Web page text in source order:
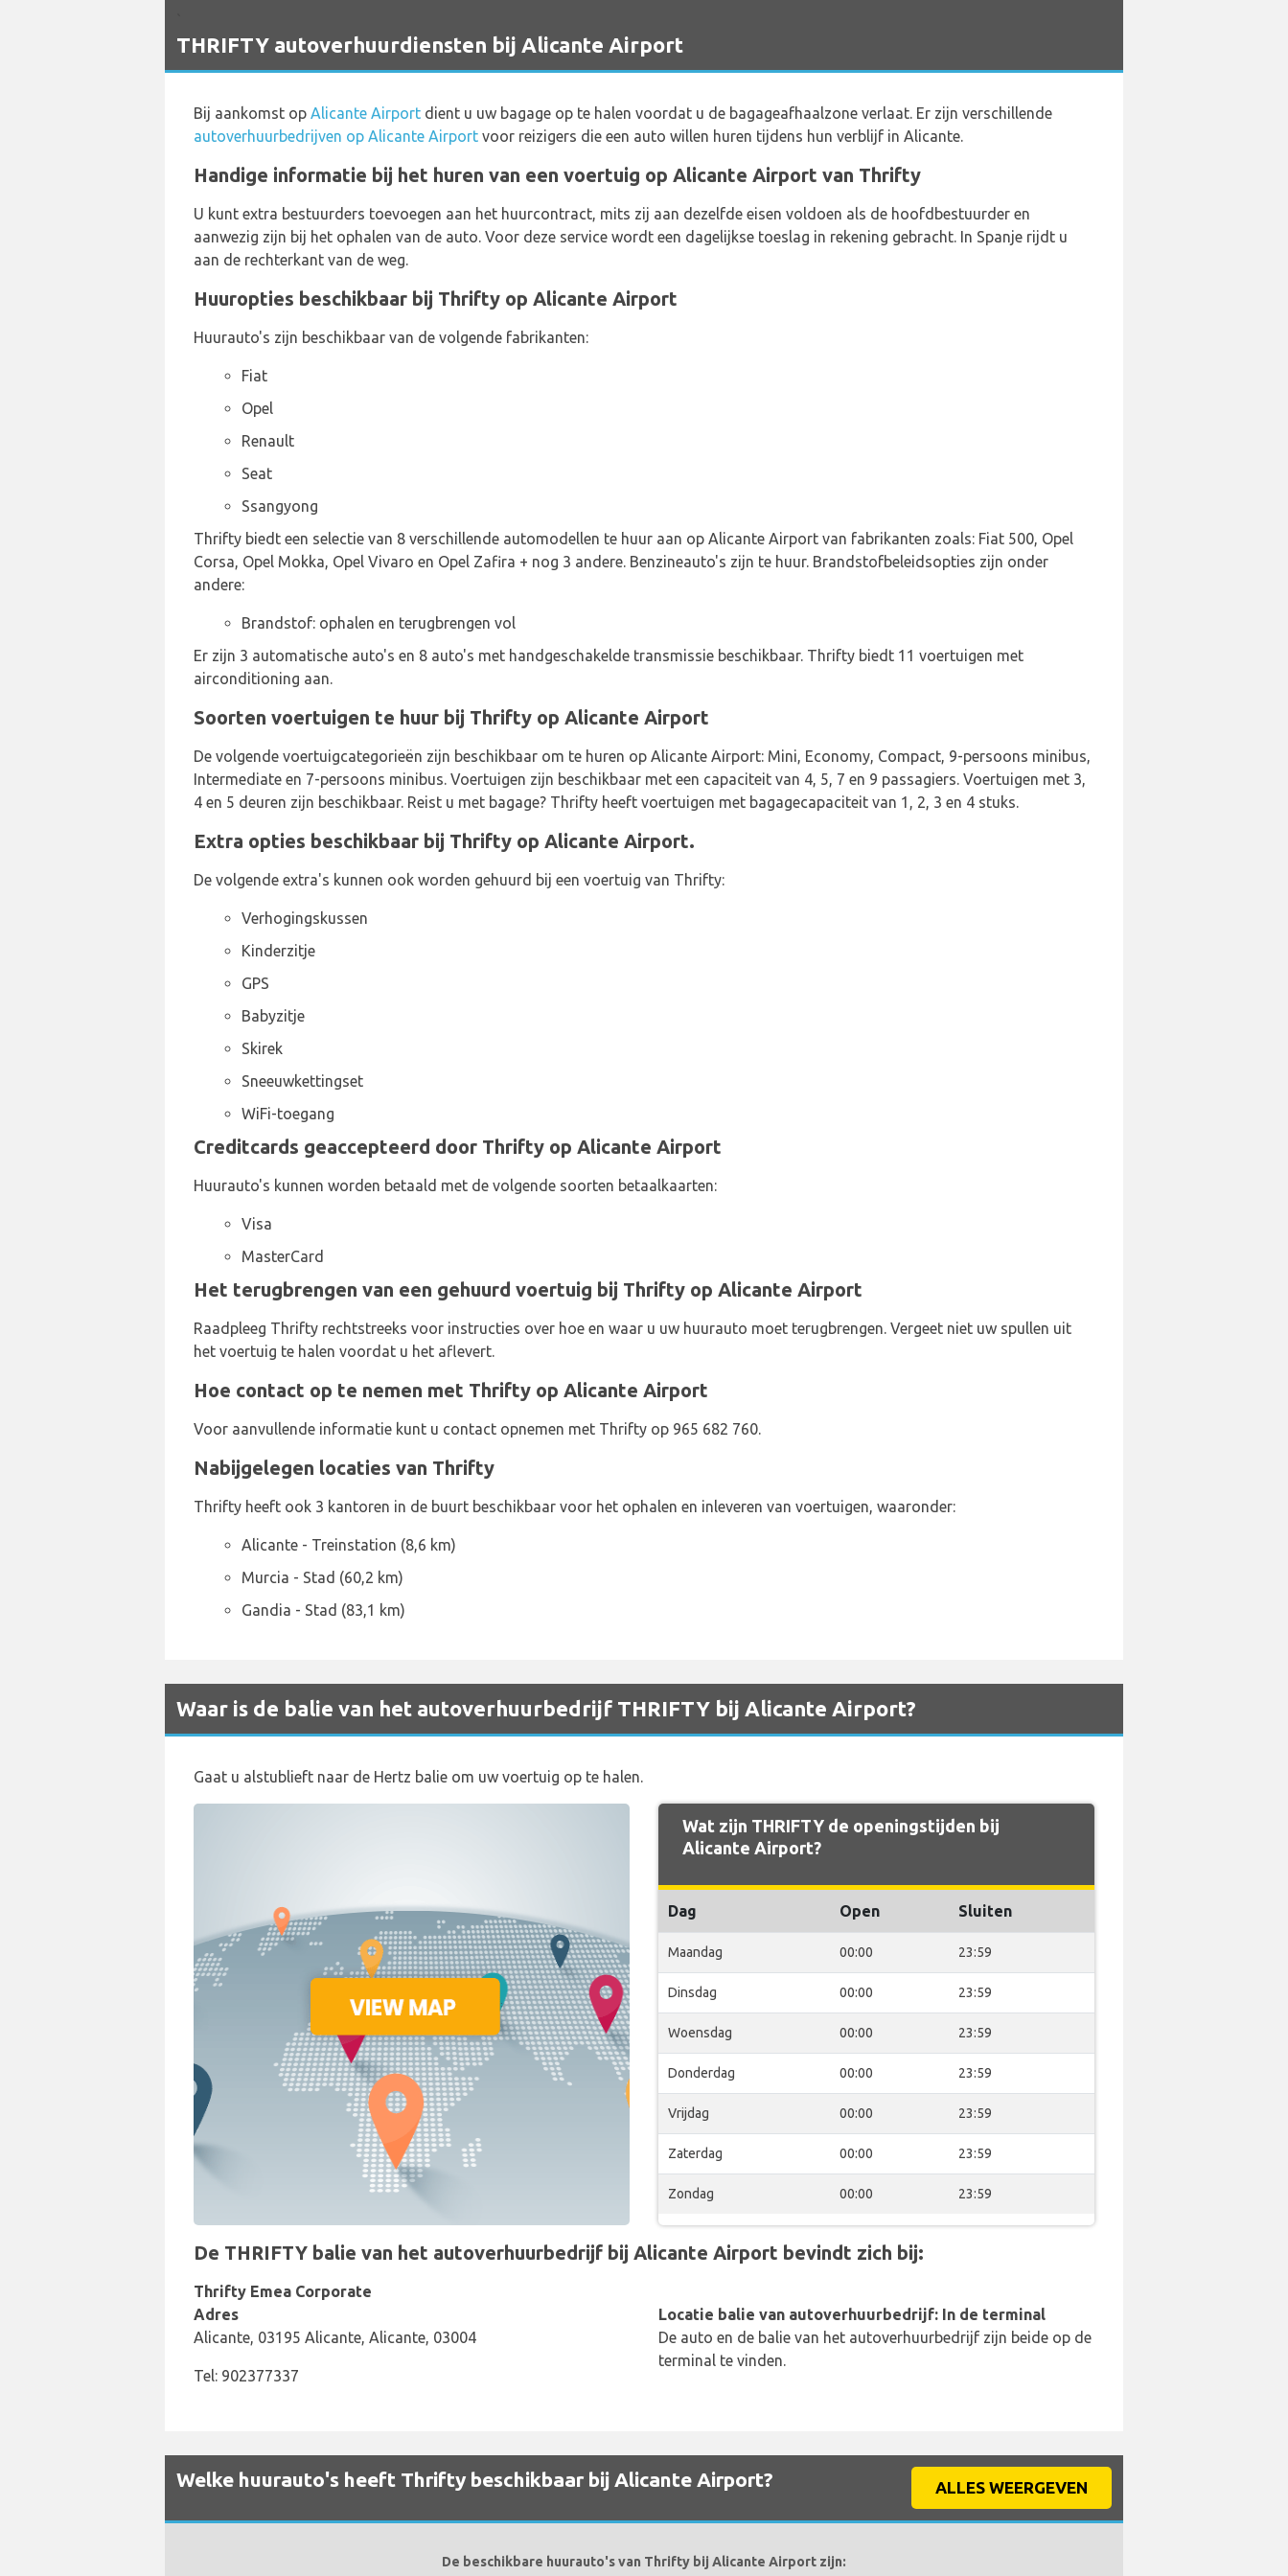
THRIFTY autoverhuurdiensten bij Alicante Airport
Bij aankomst op Alicante Airport dient u uw bagage op te halen voordat u de bagageafhaalzone verlaat. Er zijn verschillende
autoverhuurbedrijven op Alicante Airport voor reizigers die een auto willen huren tijdens hun verblijf in Alicante.
Handige informatie bij het huren van een voertuig op Alicante Airport van Thrifty
U kunt extra bestuurders toevoegen aan het huurcontract, mits zij aan dezelfde eisen voldoen als de hoofdbestuurder en
aanwezig zijn bij het ophalen van de auto. Voor deze service wordt een dagelijkse toeslag in rekening gebracht. In Spanje rijdt u
aan de rechterkant van de weg.
Huuropties beschikbaar bij Thrifty op Alicante Airport
Huurauto's zijn beschikbaar van de volgende fabrikanten:
Fiat
Opel
Renault
Seat
Ssangyong
Thrifty biedt een selectie van 8 verschillende automodellen te huur aan op Alicante Airport van fabrikanten zoals: Fiat 500, Opel
Corsa, Opel Mokka, Opel Vivaro en Opel Zafira + nog 3 andere. Benzineauto's zijn te huur. Brandstofbeleidsopties zijn onder
andere:
Brandstof: ophalen en terugbrengen vol
Er zijn 3 automatische auto's en 8 auto's met handgeschakelde transmissie beschikbaar. Thrifty biedt 11 voertuigen met
airconditioning aan.
Soorten voertuigen te huur bij Thrifty op Alicante Airport
De volgende voertuigcategorieën zijn beschikbaar om te huren op Alicante Airport: Mini, Economy, Compact, 9-persoons minibus,
Intermediate en 7-persoons minibus. Voertuigen zijn beschikbaar met een capaciteit van 4, 5, 7 en 9 passagiers. Voertuigen met 3,
4 en 5 deuren zijn beschikbaar. Reist u met bagage? Thrifty heeft voertuigen met bagagecapaciteit van 1, 2, 3 en 4 stuks.
Extra opties beschikbaar bij Thrifty op Alicante Airport.
De volgende extra's kunnen ook worden gehuurd bij een voertuig van Thrifty:
Verhogingskussen
Kinderzitje
GPS
Babyzitje
Skirek
Sneeuwkettingset
WiFi-toegang
Creditcards geaccepteerd door Thrifty op Alicante Airport
Huurauto's kunnen worden betaald met de volgende soorten betaalkaarten:
Visa
MasterCard
Het terugbrengen van een gehuurd voertuig bij Thrifty op Alicante Airport
Raadpleeg Thrifty rechtstreeks voor instructies over hoe en waar u uw huurauto moet terugbrengen. Vergeet niet uw spullen uit
het voertuig te halen voordat u het aflevert.
Hoe contact op te nemen met Thrifty op Alicante Airport
Voor aanvullende informatie kunt u contact opnemen met Thrifty op 965 682 760.
Nabijgelegen locaties van Thrifty
Thrifty heeft ook 3 kantoren in de buurt beschikbaar voor het ophalen en inleveren van voertuigen, waaronder:
Alicante - Treinstation (8,6 km)
Murcia - Stad (60,2 km)
Gandia - Stad (83,1 km)
Waar is de balie van het autoverhuurbedrijf THRIFTY bij Alicante Airport?
Gaat u alstublieft naar de Hertz balie om uw voertuig op te halen.
Wat zijn THRIFTY de openingstijden bij
Alicante Airport?
Dag Open Sluiten
Maandag 00:00 23:59
Dinsdag 00:00 23:59
Woensdag 00:00 23:59
Donderdag 00:00 23:59
Vrijdag 00:00 23:59
Zaterdag 00:00 23:59
Zondag 00:00 23:59
De THRIFTY balie van het autoverhuurbedrijf bij Alicante Airport bevindt zich bij:
Thrifty Emea Corporate
Adres
Alicante, 03195 Alicante, Alicante, 03004
Tel: 902377337
Locatie balie van autoverhuurbedrijf: In de terminal
De auto en de balie van het autoverhuurbedrijf zijn beide op de
terminal te vinden.
Welke huurauto's heeft Thrifty beschikbaar bij Alicante Airport? ALLES WEERGEVEN
De beschikbare huurauto's van Thrifty bij Alicante Airport zijn: